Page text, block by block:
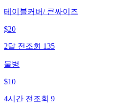
테이블커버/ 큰싸이즈
$20
2달 전 조회 135
물병
$10
4시간 전 조회 9